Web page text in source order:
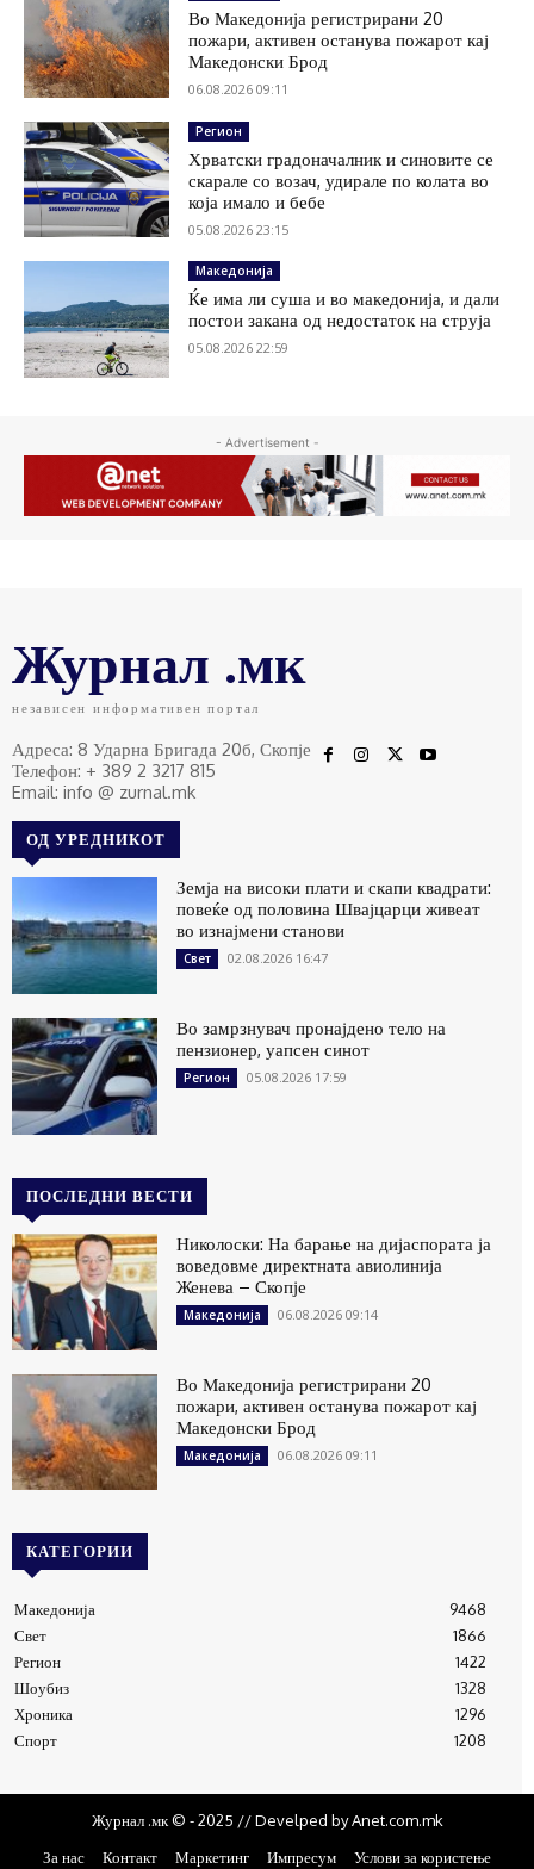
Во Македонија регистрирани 20
пожари, активен останува пожарот кај
Македонски Брод
06.08.2026 09:11
Регион
Хрватски градоначалник и синовите се
скарале со возач, удирале по колата во
која имало и бебе
05.08.2026 23:15
Македонија
Ќе има ли суша и во македонија, и дали
постои закана од недостаток на струја
05.08.2026 22:59
- Advertisement -
Журнал .мк
независен информативен портал
Адреса: 8 Ударна Бригада 20б, Скопје
Телефон: + 389 2 3217 815
Email: info @ zurnal.mk
ОД УРЕДНИКОТ
Земја на високи плати и скапи квадрати:
повеќе од половина Швајцарци живеат
во изнајмени станови
Свет 02.08.2026 16:47
Во замрзнувач пронајдено тело на
пензионер, уапсен синот
Регион 05.08.2026 17:59
ПОСЛЕДНИ ВЕСТИ
Николоски: На барање на дијаспората ја
воведовме директната авиолинија
Женева – Скопје
Македонија 06.08.2026 09:14
Во Македонија регистрирани 20
пожари, активен останува пожарот кај
Македонски Брод
Македонија 06.08.2026 09:11
КАТЕГОРИИ
Македонија
9468
Свет
1866
Регион
1422
Шоубиз
1328
Хроника
1296
Спорт
1208
Журнал .мк © - 2025 // Develped by Anet.com.mk
За нас
Контакт Маркетинг Импресум Услови за користење